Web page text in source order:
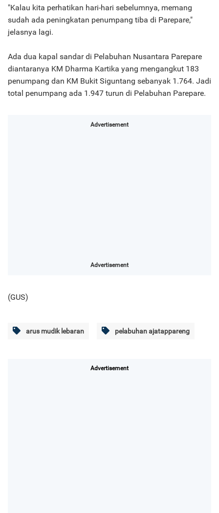
"Kalau kita perhatikan hari-hari sebelumnya, memang
sudah ada peningkatan penumpang tiba di Parepare,"
jelasnya lagi.
Ada dua kapal sandar di Pelabuhan Nusantara Parepare
diantaranya KM Dharma Kartika yang mengangkut 183
penumpang dan KM Bukit Siguntang sebanyak 1.764. Jadi
total penumpang ada 1.947 turun di Pelabuhan Parepare.
Advertisement
Advertisement
(GUS)
arus mudik lebaran pelabuhan ajatappareng
Advertisement